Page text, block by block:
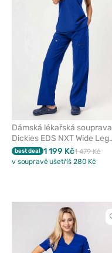
Dámská lékařská souprava
Dickies EDS NXT Wide Leg
tmavě modrá
best deal 1 199 Kč1 479 Kč
v soupravě ušetříš 280 Kč